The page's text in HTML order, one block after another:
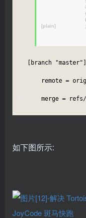
[plain]
[branch
remote =
merge = refs/
如下图所示: